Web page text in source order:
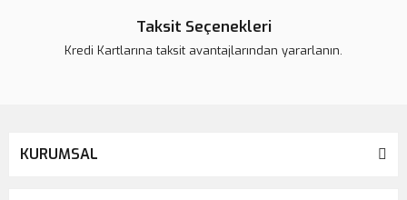
Taksit Seçenekleri
Kredi Kartlarına taksit avantajlarından yararlanın.
KURUMSAL